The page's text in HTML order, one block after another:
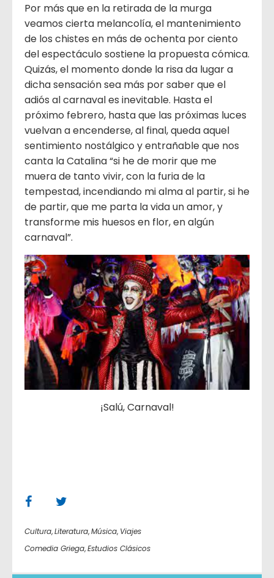
Por más que en la retirada de la murga
veamos cierta melancolía, el mantenimiento
de los chistes en más de ochenta por ciento
del espectáculo sostiene la propuesta cómica.
Quizás, el momento donde la risa da lugar a
dicha sensación sea más por saber que el
adiós al carnaval es inevitable. Hasta el
próximo febrero, hasta que las próximas luces
vuelvan a encenderse, al final, queda aquel
sentimiento nostálgico y entrañable que nos
canta la Catalina “si he de morir que me
muera de tanto vivir, con la furia de la
tempestad, incendiando mi alma al partir, si he
de partir, que me parta la vida un amor, y
transforme mis huesos en flor, en algún
carnaval”.
¡Salú, Carnaval!
Cultura,Literatura,Música, Viajes
Comedia Griega,Estudios Clásicos